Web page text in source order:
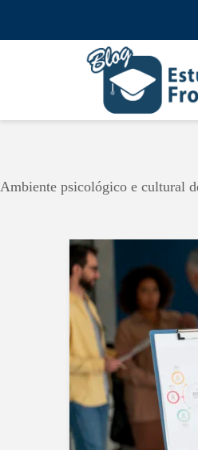
Ambiente psicológico e cultural